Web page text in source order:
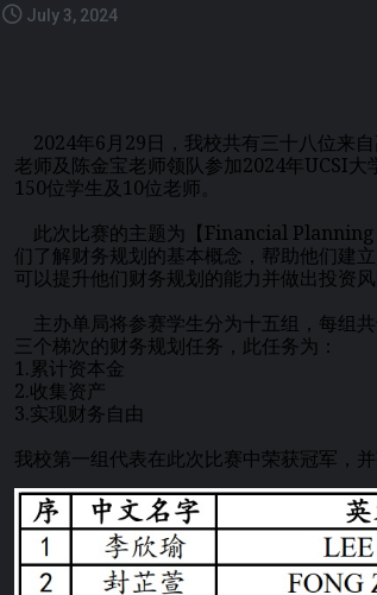
July 3, 2024
2024年6月29日，我校共有三十八位来
老师及陈金宝老师领队参加2024年UCSI
150位学生及10位老师。
此次比赛的主题为【Financial Planning
们了解财务规划的基本概念，帮助他们建
可以提升他们财务规划的能力并做出投资风
主办单局将参赛学生分为十五组，每组
三个梯次的财务规划任务，此任务为：
1.累计资本金
2.收集资产
3.实现财务自由
我校第一组代表在此次比赛中荣获冠军，